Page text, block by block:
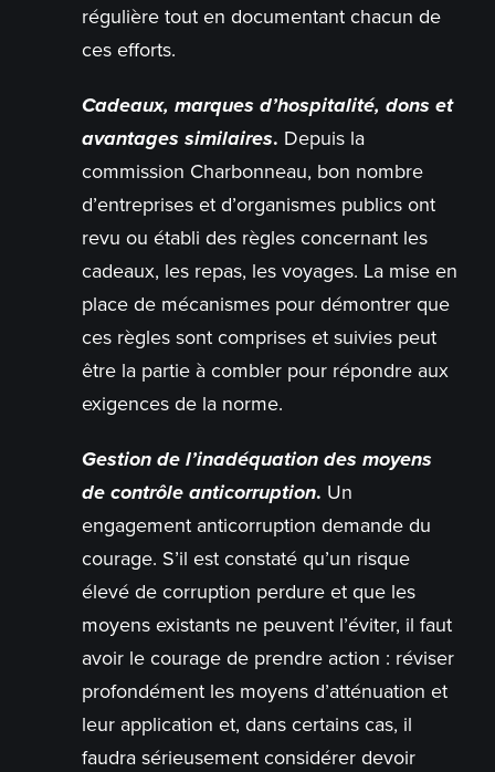
régulière tout en documentant chacun de
ces efforts.
Cadeaux, marques d’hospitalité, dons et
avantages similaires. Depuis la
commission Charbonneau, bon nombre
d’entreprises et d’organismes publics ont
revu ou établi des règles concernant les
cadeaux, les repas, les voyages. La mise en
place de mécanismes pour démontrer que
ces règles sont comprises et suivies peut
être la partie à combler pour répondre aux
exigences de la norme.
Gestion de l’inadéquation des moyens
de contrôle anticorruption. Un
engagement anticorruption demande du
courage. S’il est constaté qu’un risque
élevé de corruption perdure et que les
moyens existants ne peuvent l’éviter, il faut
avoir le courage de prendre action : réviser
profondément les moyens d’atténuation et
leur application et, dans certains cas, il
faudra sérieusement considérer devoir